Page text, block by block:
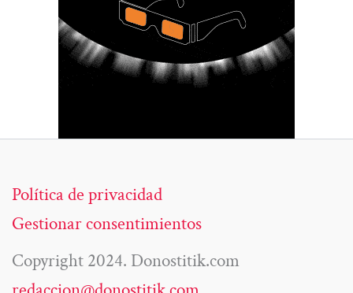
Política de privacidad
Gestionar consentimientos
Copyright 2024. Donostitik.com